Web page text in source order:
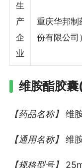
生
产
企
业
重庆华邦制
份有限公司
维胺酯胶
【药品名称】 维
【通用名称】 维
【规格型号】